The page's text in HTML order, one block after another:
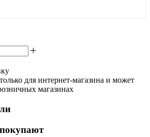
для интернет-магазина и может
магазинах